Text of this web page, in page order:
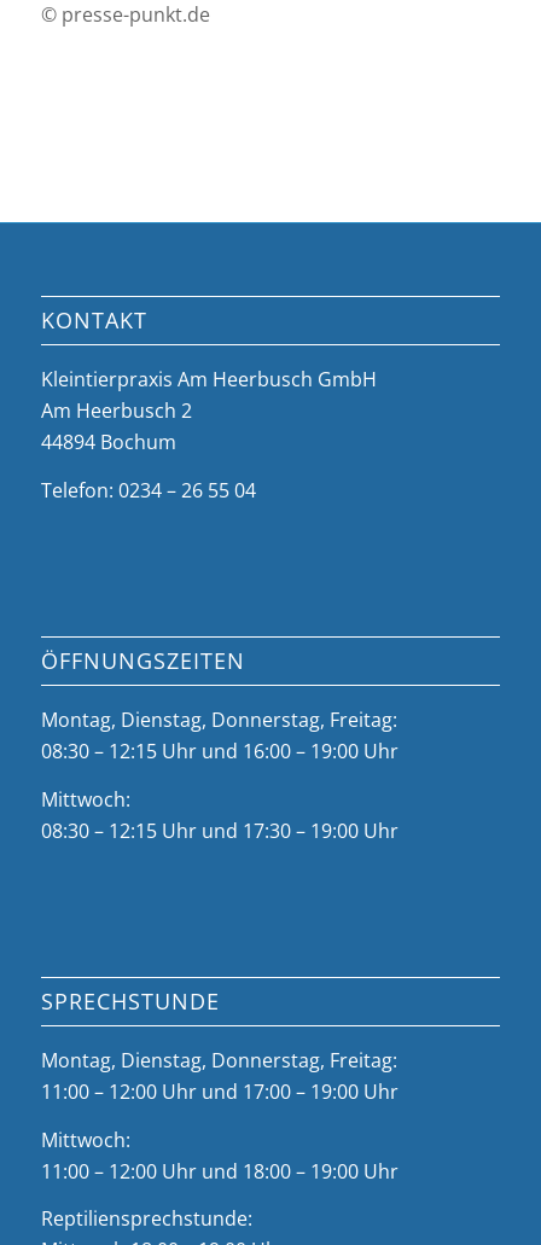
© presse-punkt.de
KONTAKT
Kleintierpraxis Am Heerbusch GmbH
Am Heerbusch 2
44894 Bochum
Telefon: 0234 – 26 55 04
ÖFFNUNGSZEITEN
Montag, Dienstag, Donnerstag, Freitag:
08:30 – 12:15 Uhr und 16:00 – 19:00 Uhr
Mittwoch:
08:30 – 12:15 Uhr und 17:30 – 19:00 Uhr
SPRECHSTUNDE
Montag, Dienstag, Donnerstag, Freitag:
11:00 – 12:00 Uhr und 17:00 – 19:00 Uhr
Mittwoch:
11:00 – 12:00 Uhr und 18:00 – 19:00 Uhr
Reptiliensprechstunde: